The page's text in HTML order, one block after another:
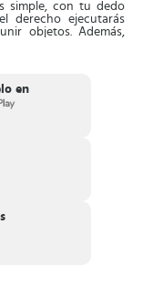
simple, con tu dedo
derecho ejecutarás
objetos. Además,
donde aprenderán a
a pelear, adquirir
allí, conocerás las
combatir, edificar y
podrás explorar el
en